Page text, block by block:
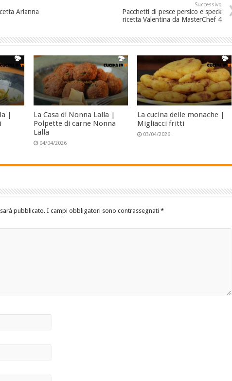
Arianna
Successivo
Pacchetti di pesce persico e speck
ricetta Valentina da MasterChef 4
|
La Casa di Nonna Lalla |
Polpette di carne Nonna
Lalla
04/04/2026
La cucina delle monache |
Migliacci fritti
03/04/2026
pubblicato. I campi obbligatori sono contrassegnati *